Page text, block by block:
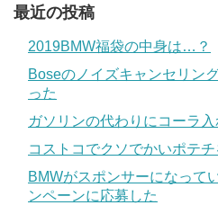
最近の投稿
2019BMW福袋の中身は…？
Boseのノイズキャンセリン
った
ガソリンの代わりにコーラ入
コストコでクソでかいポテ
BMWがスポンサーになって
ンペーンに応募した